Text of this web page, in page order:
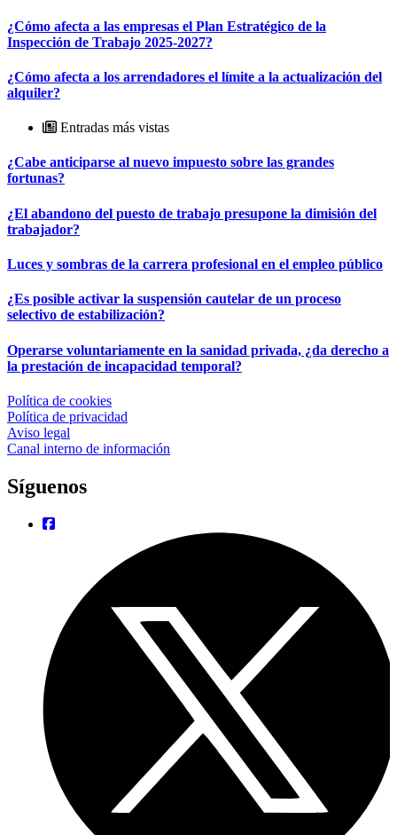
¿Cómo afecta a las empresas el Plan Estratégico de la
Inspección de Trabajo 2025-2027?
¿Cómo afecta a los arrendadores el límite a la actualización del
alquiler?
Entradas más vistas
¿Cabe anticiparse al nuevo impuesto sobre las grandes
fortunas?
¿El abandono del puesto de trabajo presupone la dimisión del
trabajador?
Luces y sombras de la carrera profesional en el empleo público
¿Es posible activar la suspensión cautelar de un proceso
selectivo de estabilización?
Operarse voluntariamente en la sanidad privada, ¿da derecho a
la prestación de incapacidad temporal?
Política de cookies
Política de privacidad
Aviso legal
Canal interno de información
Síguenos